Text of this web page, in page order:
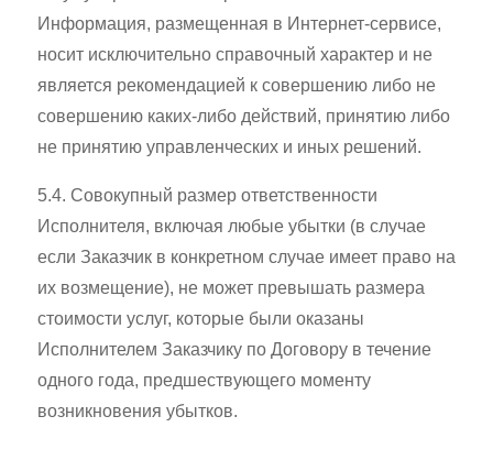
Информация, размещенная в Интернет-сервисе,
носит исключительно справочный характер и не
является рекомендацией к совершению либо не
совершению каких-либо действий, принятию либо
не принятию управленческих и иных решений.
5.4. Совокупный размер ответственности
Исполнителя, включая любые убытки (в случае
если Заказчик в конкретном случае имеет право на
их возмещение), не может превышать размера
стоимости услуг, которые были оказаны
Исполнителем Заказчику по Договору в течение
одного года, предшествующего моменту
возникновения убытков.